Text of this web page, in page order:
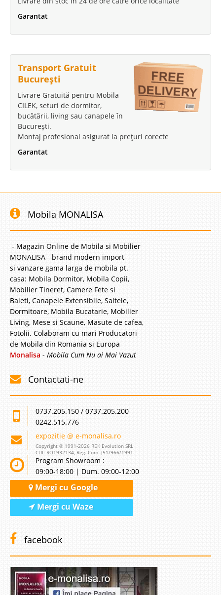
Garantat
Transport Gratuit
București
Livrare Gratuită pentru Mobila
CILEK, seturi de dormitor,
bucătării, living sau canapele în
București.
Montaj profesional asigurat la prețuri corecte
Garantat
Mobila MONALISA
- Magazin Online de Mobila si Mobilier
MONALISA - brand modern import
si vanzare gama larga de mobila pt.
casa: Mobila Dormitor, Mobila Copii,
Mobilier Tineret, Camere Fete si
Baieti, Canapele Extensibile, Saltele,
Dormitoare, Mobila Bucatarie, Mobilier
Living, Mese si Scaune, Masute de cafea,
Fotolii. Colaboram cu mari Producatori
de Mobila din Romania si Europa
Monalisa - Mobila Cum Nu ai Mai Vazut
Contactati-ne
0737.205.150 / 0737.205.200
0242.515.776
expozitie @ e-monalisa.ro
Copyright © 1991-2026 REK Evolution SRL
CUI: RO1932134, Reg. Com. J51/966/1991
Program Showroom :
09:00-18:00 | Dum. 09:00-12:00
Mergi cu Google
Mergi cu Waze
facebook